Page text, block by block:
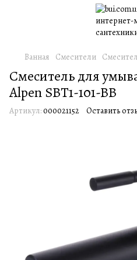
Ванная Смесители
Смеситель для
Alpen SBT1-101-BB
Артикул:000021152 Оставить